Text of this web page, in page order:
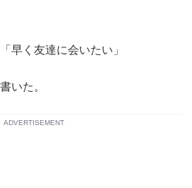
早く友達に会いたい」
いた。
ADVERTISEMENT